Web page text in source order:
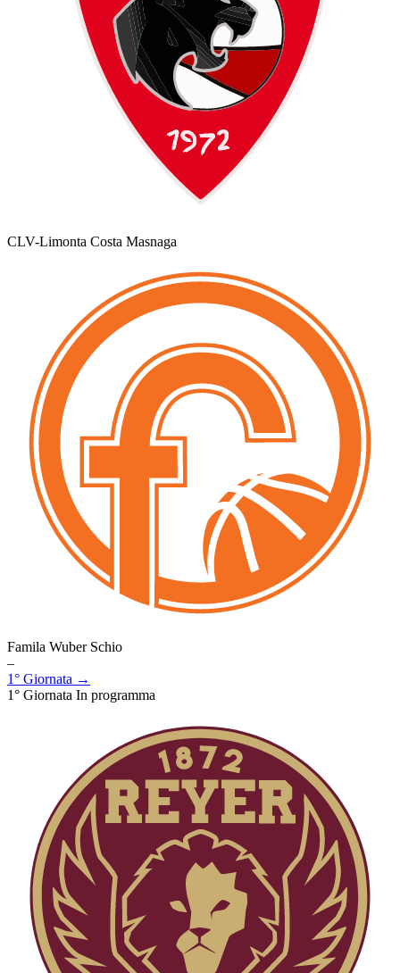
CLV-Limonta Costa Masnaga
Famila Wuber Schio
–
1° Giornata →
1° Giornata In programma